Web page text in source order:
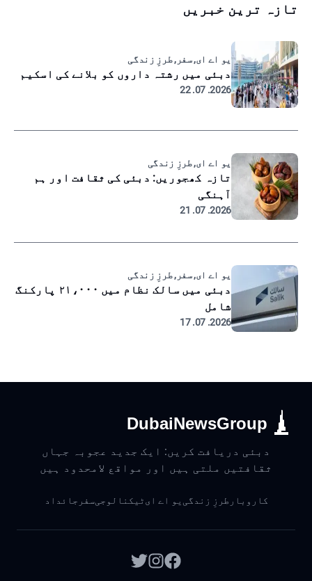
تازہ ترین خبریں
یو اے ای, سفر, طرزِ زندگی
دبئی میں رشتہ داروں کو بلانے کی اسکیم
2026. 07. 22
یو اے ای, طرزِ زندگی
تازہ کھجوریں: دبئی کی ثقافت اور ہم
آہنگی
2026. 07. 21
یو اے ای, سفر, طرزِ زندگی
دبئی میں سالک نظام میں ۲۱،۰۰۰ پارکنگ
شامل
2026. 07. 17
DubaiNewsGroup
دبئی دریافت کریں: ایک جدید عجوبہ جہاں
ثقافتیں ملتی ہیں اور مواقع لامحدود ہیں
کاروبار طرزِ زندگی یو اے ایٹیکنالوجیسفر جائداد